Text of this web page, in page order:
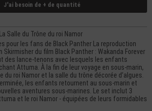
J'ai besoin de + de quantité
Salle du Trône du roi Namor
pour les fans de Black Panther La reproduction
Skirmisher du film Black Panther : Wakanda Forever
des lance-tenons avec lesquels les enfants
Attuma. À la fin de leur voyage en sous-marin,
du roi Namor et la salle du trône décorée d’algues.
les enfants retournent au sous-marin et
aventures sous-marines. Le set inclut 3
et le roi Namor - équipées de leurs formidables